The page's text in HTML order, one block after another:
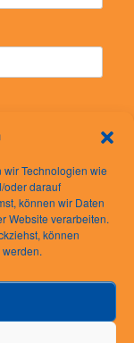
wir Technologien wie
oder darauf
können wir Daten
Website verarbeiten.
können